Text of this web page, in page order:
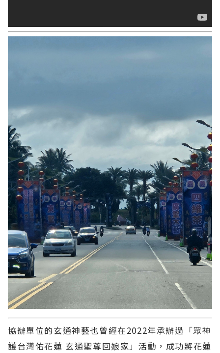
協辦單位的玄通神藝也曾經在2022年承辦過「眾神
護台灣佑花蓮 玄通聖尊回娘家」活動，成功將花蓮